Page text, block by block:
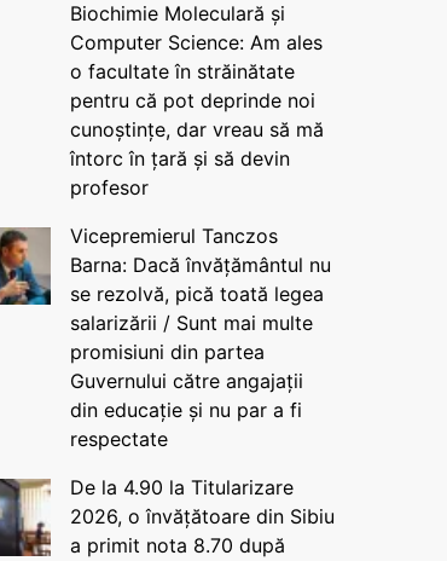
Biochimie Moleculară și
Computer Science: Am ales
o facultate în străinătate
pentru că pot deprinde noi
cunoștințe, dar vreau să mă
întorc în țară și să devin
profesor
Vicepremierul Tanczos
Barna: Dacă învățământul nu
se rezolvă, pică toată legea
salarizării / Sunt mai multe
promisiuni din partea
Guvernului către angajații
din educație și nu par a fi
respectate
De la 4.90 la Titularizare
2026, o învățătoare din Sibiu
a primit nota 8.70 după